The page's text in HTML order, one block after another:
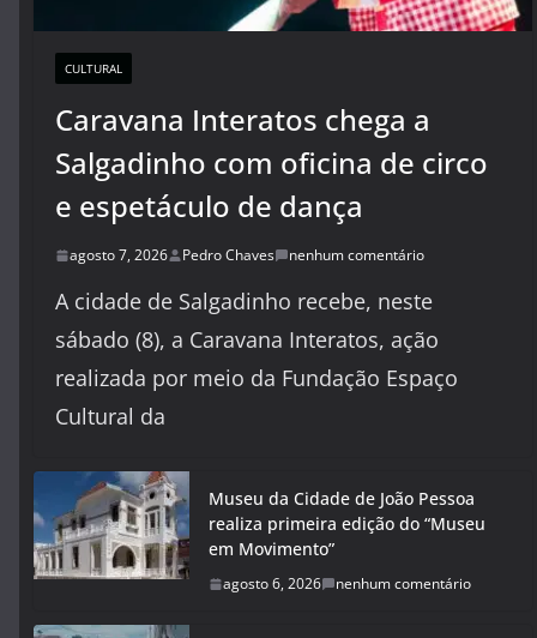
CULTURAL
Caravana Interatos chega a
Salgadinho com oficina de circo
e espetáculo de dança
agosto 7, 2026 Pedro Chaves nenhum comentário
A cidade de Salgadinho recebe, neste
sábado (8), a Caravana Interatos, ação
realizada por meio da Fundação Espaço
Cultural da
Museu da Cidade de João Pessoa
realiza primeira edição do “Museu
em Movimento”
agosto 6, 2026 nenhum comentário